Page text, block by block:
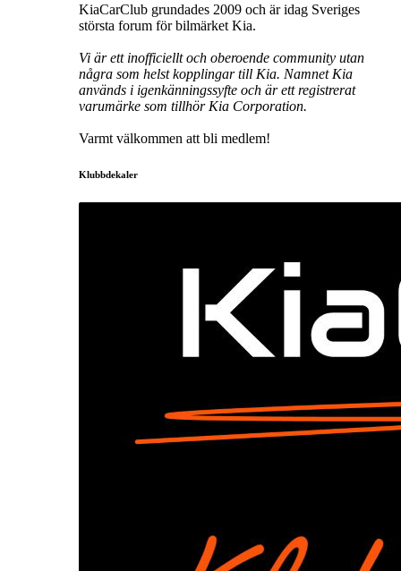
KiaCarClub grundades 2009 och är idag Sveriges
största forum för bilmärket Kia.
Vi är ett inofficiellt och oberoende community utan
några som helst kopplingar till Kia. Namnet Kia
används i igenkänningssyfte och är ett registrerat
varumärke som tillhör Kia Corporation.
Varmt välkommen att bli medlem!
Klubbdekaler